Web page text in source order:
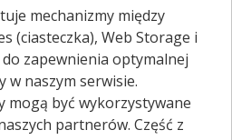
wolnych terminów on-line dla
skontaktuj się z placówką
mechanizmy między
(ciasteczka), Web Storage i
do zapewnienia optymalnej
w naszym serwisie.
mogą być wykorzystywane
partnerów. Część z